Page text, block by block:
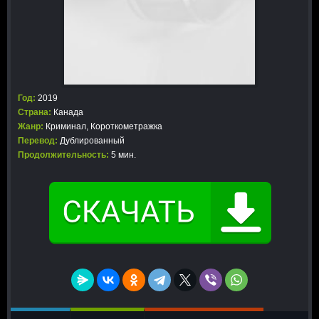
Год: 2019
Страна: Канада
Жанр: Криминал, Короткометражка
Перевод: Дублированный
Продолжительность: 5 мин.